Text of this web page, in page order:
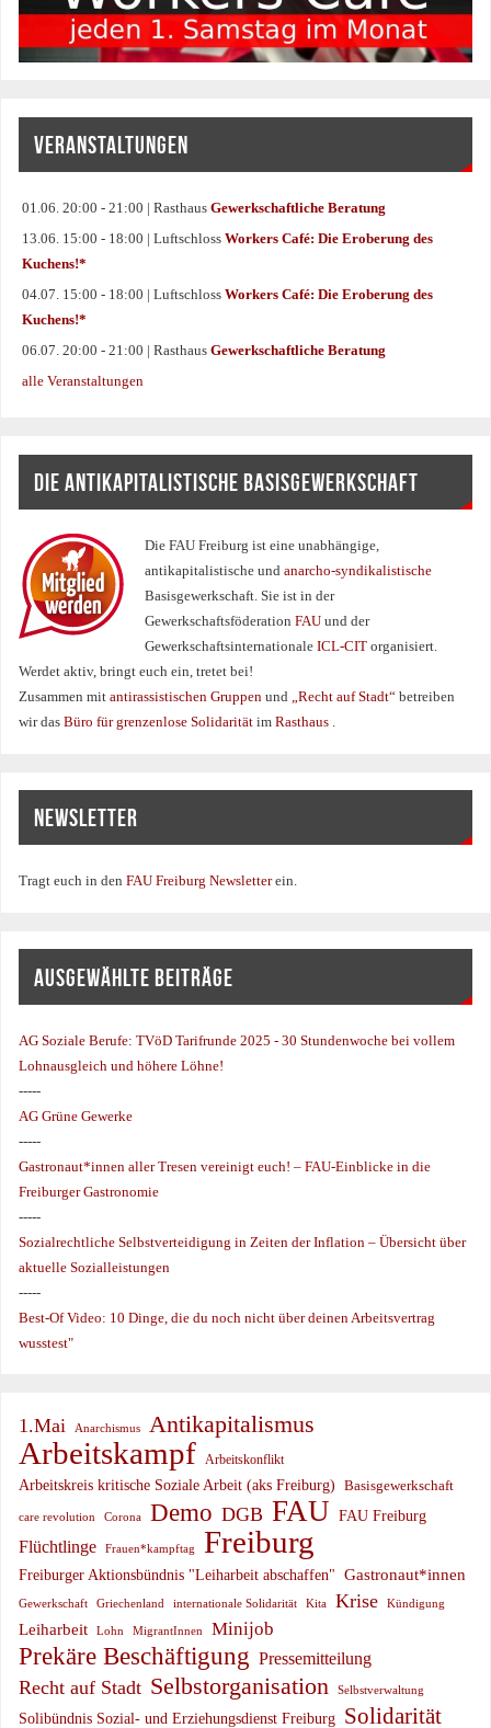
VERANSTALTUNGEN
01.06. 20:00 - 21:00 | RasthausGewerkschaftliche Beratung
13.06. 15:00 - 18:00 | LuftschlossWorkers Café: Die Eroberung des
Kuchens!*
04.07. 15:00 - 18:00 | LuftschlossWorkers Café: Die Eroberung des
Kuchens!*
06.07. 20:00 - 21:00 | RasthausGewerkschaftliche Beratung
alle Veranstaltungen
DIE ANTIKAPITALISTISCHE BASISGEWERKSCHAFT
Die FAU Freiburg ist eine un­abhängige,
antikapitalistische undanarcho-syndikalistische
Basisgewerkschaft. Sie ist in der
GewerkschaftsföderationFAUund der
Gewerkschaftsinternationale ICL-CITorganisiert.
Werdet aktiv, bringt euch ein, tretet bei!
Zusammen mitantirassistischen Gruppenund „Recht auf Stadt“betreiben
wir dasBüro für grenzenlose SolidaritätimRasthaus .
NEWSLETTER
Tragt euch in denFAU Freiburg Newsletterein.
AUSGEWÄHLTE BEITRÄGE
AG Soziale Berufe:TVöD Tarifrunde 2025 - 30 Stundenwoche bei vollem
Lohnausgleich und höhere Löhne!
-----
AG Grüne Gewerke
-----
Gastronaut*innen aller Tresen vereinigt euch! – FAU-Einblicke in die
Freiburger Gastronomie
-----
Sozialrechtliche Selbstverteidigung in Zeiten der Inflation – Übersicht über
aktuelle Sozialleistungen
-----
Best-Of Video: 10 Dinge, die du noch nicht über deinen Arbeitsvertrag
wusstest"
1.Mai Anarchismus Antikapitalismus
Arbeitskampf Arbeitskonflikt
Arbeitskreis kritische Soziale Arbeit (aks Freiburg) Basisgewerkschaft
care revolution Corona Demo DGB FAU FAU Freiburg
Flüchtlinge Frauen*kampftag Freiburg
Freiburger Aktionsbündnis "Leiharbeit abschaffen" Gastronaut*innen
Gewerkschaft Griechenland internationale Solidarität Kita Krise Kündigung
Leiharbeit Lohn MigrantInnen Minijob
Prekäre Beschäftigung Pressemitteilung
Recht auf Stadt Selbstorganisation Selbstverwaltung
Solibündnis Sozial- und Erziehungsdienst Freiburg Solidarität